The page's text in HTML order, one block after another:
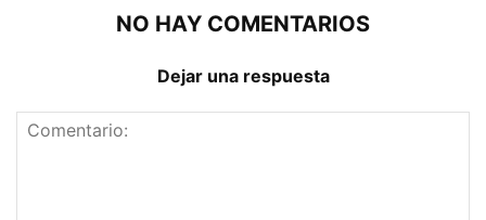
NO HAY COMENTARIOS
Dejar una respuesta